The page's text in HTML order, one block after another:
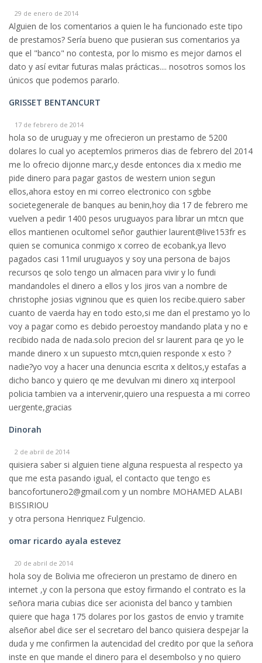
29 de enero de 2014
Alguien de los comentarios a quien le ha funcionado este tipo
de prestamos? Sería bueno que pusieran sus comentarios ya
que el "banco" no contesta, por lo mismo es mejor darnos el
dato y así evitar futuras malas prácticas.... nosotros somos los
únicos que podemos pararlo.
GRISSET BENTANCURT
17 de febrero de 2014
hola so de uruguay y me ofrecieron un prestamo de 5200
dolares lo cual yo aceptemlos primeros dias de febrero del 2014
me lo ofrecio dijonne marc,y desde entonces dia x medio me
pide dinero para pagar gastos de western union segun
ellos,ahora estoy en mi correo electronico con sgbbe
societegenerale de banques au benin,hoy dia 17 de febrero me
vuelven a pedir 1400 pesos uruguayos para librar un mtcn que
ellos mantienen ocultomel señor gauthier laurent@live153fr es
quien se comunica conmigo x correo de ecobank,ya llevo
pagados casi 11mil uruguayos y soy una persona de bajos
recursos qe solo tengo un almacen para vivir y lo fundi
mandandoles el dinero a ellos y los jiros van a nombre de
christophe josias vigninou que es quien los recibe.quiero saber
cuanto de vaerda hay en todo esto,si me dan el prestamo yo lo
voy a pagar como es debido peroestoy mandando plata y no e
recibido nada de nada.solo precion del sr laurent para qe yo le
mande dinero x un supuesto mtcn,quien responde x esto ?
nadie?yo voy a hacer una denuncia escrita x delitos,y estafas a
dicho banco y quiero qe me devulvan mi dinero xq interpool
policia tambien va a intervenir,quiero una respuesta a mi correo
uergente,gracias
Dinorah
2 de abril de 2014
quisiera saber si alguien tiene alguna respuesta al respecto ya
que me esta pasando igual, el contacto que tengo es
bancofortunero2@gmail.com y un nombre MOHAMED ALABI
BISSIRIOU
y otra persona Henriquez Fulgencio.
omar ricardo ayala estevez
20 de abril de 2014
hola soy de Bolivia me ofrecieron un prestamo de dinero en
internet ,y con la persona que estoy firmando el contrato es la
señora maria cubias dice ser acionista del banco y tambien
quiere que haga 175 dolares por los gastos de envio y tramite
alseñor abel dice ser el secretaro del banco quisiera despejar la
duda y me confirmen la autencidad del credito por que la señora
inste en que mande el dinero para el desembolso y no quiero